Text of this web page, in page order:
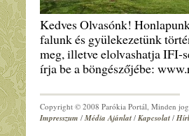
Kedves Olvasónk!
falunk és gyülekezetünk
meg, illetve elolvashatja IFI-
írja be a böngészőjébe:
Copyright © 2008 Parókia Portál, Minden
Impresszum / Média Ajánlat / Kapcsolat /